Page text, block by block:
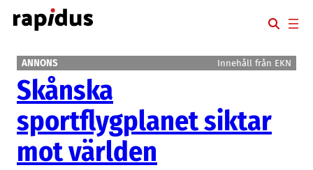
Hoppa
till
ANNONS Innehåll från EKN
Skånska
sportflygplanet siktar
mot världen